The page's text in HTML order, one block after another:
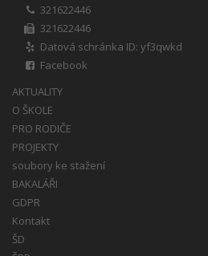
321622446
321622446
Datová schránka ID: yf3qwkd
Facebook
AKTUALITY
O ŠKOLE
PRO RODIČE
PROJEKTY
soubory ke stažení
BAKALÁŘI
GDPR
Kontakt
ŠD